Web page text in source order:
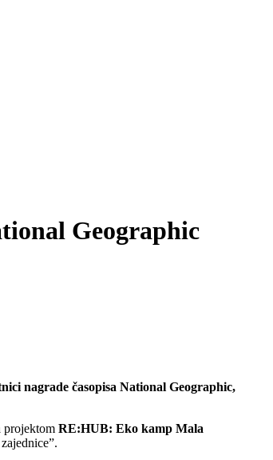
Geographic
nagrade časopisa National Geographic,
projektom RE:HUB: Eko kamp Mala